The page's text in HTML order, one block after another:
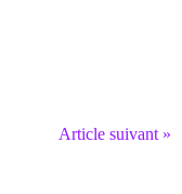
Article suivant »